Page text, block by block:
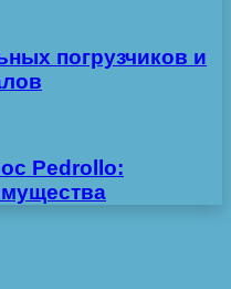
погрузчиков и
Pedrollo: